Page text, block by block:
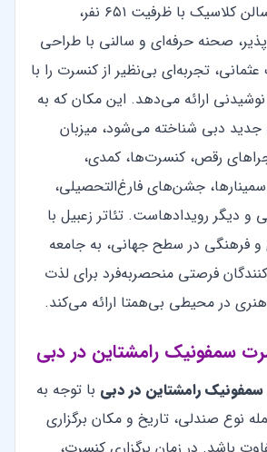
رویدادهاست. این سالن کلاسیک با ظرفیت ۶۵۱ نفر،
صحنه حرفه‌ای و سالنی با طراحی
عثمانی، تجربه‌ای بی‌نظیر از کنسرت را با
ارائه می‌دهد. این مکان که به‌
جدید دبی شناخته می‌شود، میزبان
رقص، کنسرت‌ها، کمدی،
جشن‌های فارغ‌التحصیلی،
و دیگر رویدادهاست. تئاتر زعبیل با
و فرهنگی در سطح جهانی، به جامعه
فرصتی منحصر‌به‌فرد برای لذت
در محیطی بی‌همتا ارائه می‌کند.
سمفونیک رامشتاین در دبی
رامشتاین در دبی با توجه به
نوع صندلی، تاریخ و مکان برگزاری